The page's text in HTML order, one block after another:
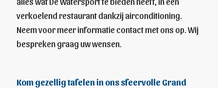
verkoelend restaurant dankzij airconditioning.
Neem voor meer informatie contact met ons op. Wij
bespreken graag uw wensen.
Kom gezellig tafelen in ons sfeervolle Grand